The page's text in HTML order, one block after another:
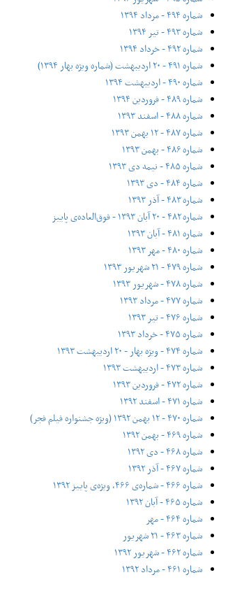
شماره ۴۹۴ - مرداد ۱۳۹۴
شماره ۴۹۳ - تیر ۱۳۹۴
شماره ۴۹۲ - خرداد ۱۳۹۴
شماره ۴۹۱ - ۲۰ اردیبهشت (شماره ویژه بهار ۱۳۹۴)
شماره ۴۹۰ - اردیبهشت ۱۳۹۴
شماره ۴۸۹ - فروردین ۱۳۹۴
شماره ۴۸۸ - اسفند ۱۳۹۳
شماره ۴۸۷ - ۱۲ بهمن ۱۳۹۳
شماره ۴۸۶ - بهمن ۱۳۹۳
شماره ۴۸۵ - نیمه دی ۱۳۹۳
شماره ۴۸۴ - دی ۱۳۹۳
شماره ۴۸۳ - آذر ۱۳۹۳
شماره ۴۸۲ - ۲۰ آبان ۱۳۹۳ - فوق‌العاده‌ی پاییز
شماره ۴۸۱ - آبان ۱۳۹۳
شماره ۴۸۰ - مهر ۱۳۹۳
شماره ۴۷۹ - ۲۱ شهریور ۱۳۹۳
شماره ۴۷۸ - شهریور ۱۳۹۳
شماره ۴۷۷ - مرداد ۱۳۹۳
شماره ۴۷۶ - تیر ۱۳۹۳
شماره ۴۷۵ - خرداد ۱۳۹۳
شماره ۴۷۴ - ویژه بهار - ۲۰ اردیبهشت ۱۳۹۳
شماره ۴۷۳ - اردیبهشت ۱۳۹۳
شماره ۴۷۲ - فروردین ۱۳۹۳
شماره ۴۷۱ - اسفند ۱۳۹۲
شماره ۴۷۰ - ۱۲ بهمن ۱۳۹۲ (ویژه جشنواره فیلم فجر)
شماره ۴۶۹ - بهمن ۱۳۹۲
شماره ۴۶۸ - دی ۱۳۹۲
شماره ۴۶۷ - آذر ۱۳۹۲
شماره ۴۶۶ - شماره‌ی ۴۶۶، ویژه‌ی پاییز ۱۳۹۲
شماره ۴۶۵ - آبان ۱۳۹۲
شماره ۴۶۴ - مهر
شماره ۴۶۳ - ۲۱ شهریور
شماره ۴۶۲ - شهریور ۱۳۹۲
شماره ۴۶۱ - مرداد ۱۳۹۲